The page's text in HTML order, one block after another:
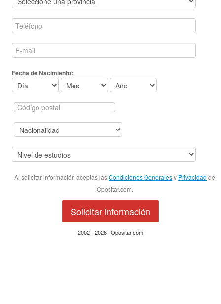
Fecha de Nacimiento:
Al solicitar información aceptas lasCondiciones Generalesy Privacidad de
Opositar.com.
Solicitar información
2002 - 2026 | Opositar.com